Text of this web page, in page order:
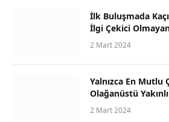
İlk Buluşmada
İlgi Çekici
2 Mart 2024
Yalnızca En
Olağanüstü
2 Mart 2024